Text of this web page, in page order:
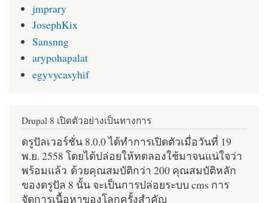
jmprary
JosephKix
Sansnng
arypohapalat
egyvycasyhif
Drupal 8 เปิดตัวอย่างเป็นทางการ
ดรูปัลเวอร์ชั่น 8.0.0 ได้ทำการเปิดตัวเมื่อวันที่ 19
พ.ย. 2558 โดยได้ปล่อยให้ทดลองใช้มาจนแน่ใจว่า
พร้อมแล้ว ด้วยคุณสมบัติกว่า 200 คุณสมบัติหลัก
ของดรูปัล 8 นั้น จะเป็นการปล่อยระบบ cms การ
จัดการเนื้อหาของโลกครั้งสำคัญ